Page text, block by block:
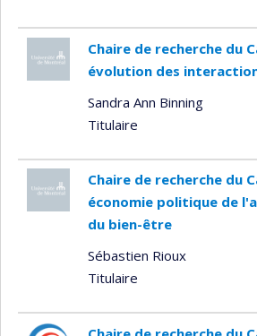
Chaire de recherche du
évolution des
Sandra Ann Binning
Titulaire
Chaire de recherche du
économie politique de
du bien-être
Sébastien Rioux
Titulaire